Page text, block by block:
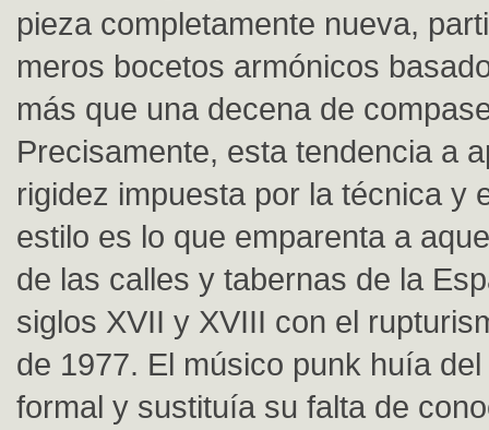
pieza completamente nueva,
meros bocetos armónicos
más que una decena de
Precisamente, esta tendencia a
rigidez impuesta por la técnica y
estilo es lo que emparenta a
de las calles y tabernas de la
siglos XVII y XVIII con el
de 1977. El músico punk huía
formal y sustituía su falta de